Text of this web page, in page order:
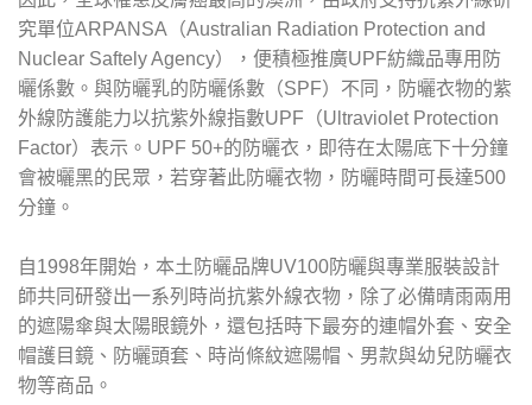
究單位ARPANSA（Australian Radiation Protection and
Nuclear Saftely Agency），便積極推廣UPF紡織品專用防
曬係數。與防曬乳的防曬係數（SPF）不同，防曬衣物的紫
外線防護能力以抗紫外線指數UPF（Ultraviolet Protection
Factor）表示。UPF 50+的防曬衣，即待在太陽底下十分鐘
會被曬黑的民眾，若穿著此防曬衣物，防曬時間可長達500
分鐘。
自1998年開始，本土防曬品牌UV100防曬與專業服裝設計
師共同研發出一系列時尚抗紫外線衣物，除了必備晴雨兩用
的遮陽傘與太陽眼鏡外，還包括時下最夯的連帽外套、安全
帽護目鏡、防曬頭套、時尚條紋遮陽帽、男款與幼兒防曬衣
物等商品。